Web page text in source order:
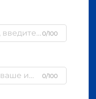
0/100
0/100